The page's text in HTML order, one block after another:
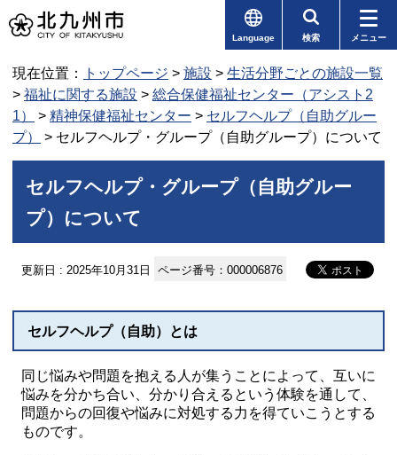
Language 検索 メニュー
現在位置： トップページ > 施設 > 生活分野ごとの施設一覧
> 福祉に関する施設 > 総合保健福祉センター（アシスト2
1）
> 精神保健福祉センター > セルフヘルプ（自助グルー
プ）
> セルフヘルプ・グループ（自助グループ）について
セルフヘルプ・グループ（自助グルー
プ）について
更新日 : 2025年10月31日 ページ番号：000006876
セルフヘルプ（自助）とは
同じ悩みや問題を抱える人が集うことによって、互いに
悩みを分かち合い、分かり合えるという体験を通して、
問題からの回復や悩みに対処する力を得ていこうとする
ものです。